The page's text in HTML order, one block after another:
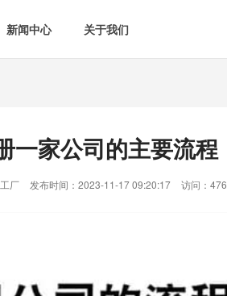
新闻中心 关于我们
一家公司的主要流程
厂 发布时间：2023-11-17 09:20:17 访问：476